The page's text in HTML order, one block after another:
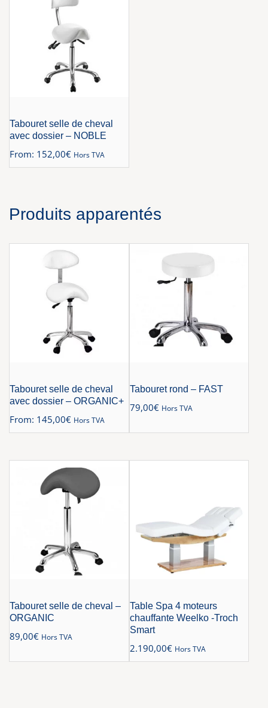
Tabouret selle de cheval
avec dossier – NOBLE
From: 152,00€ Hors TVA
Produits apparentés
Tabouret selle de cheval
avec dossier – ORGANIC+
From: 145,00€ Hors TVA
Tabouret rond – FAST
79,00€ Hors TVA
Tabouret selle de cheval –
ORGANIC
89,00€ Hors TVA
Table Spa 4 moteurs
chauffante Weelko -Troch
Smart
2.190,00€ Hors TVA